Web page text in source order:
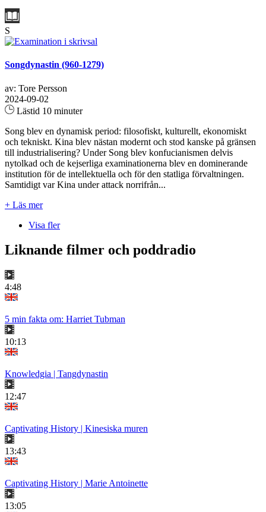
S
Songdynastin (960-1279)
av: Tore Persson
2024-09-02
Lästid 10 minuter
Song blev en dynamisk period: filosofiskt, kulturellt, ekonomiskt
och tekniskt. Kina blev nästan modernt och stod kanske på gränsen
till industrialisering? Under Song blev konfucianismen delvis
nytolkad och de kejserliga examinationerna blev en dominerande
institution för de intellektuella och för den statliga förvaltningen.
Samtidigt var Kina under attack norrifrån...
+ Läs mer
Visa fler
Liknande filmer och poddradio
4:48
5 min fakta om: Harriet Tubman
10:13
Knowledgia | Tangdynastin
12:47
Captivating History | Kinesiska muren
13:43
Captivating History | Marie Antoinette
13:05